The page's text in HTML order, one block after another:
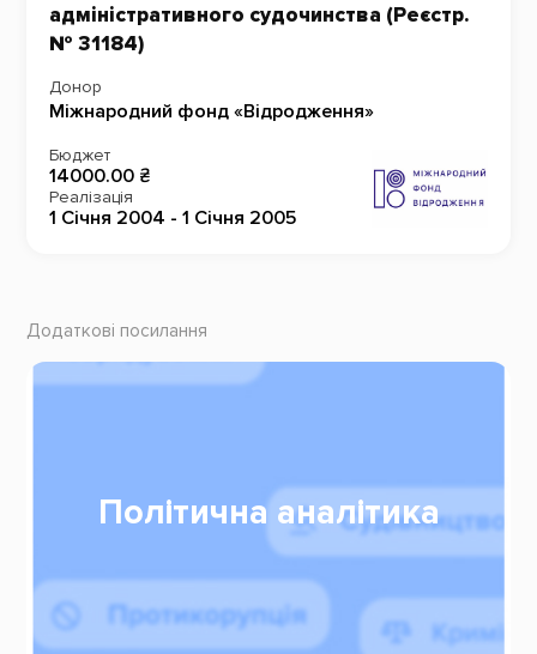
адміністративного судочинства (Реєстр.
№ 31184)
Донор
Міжнародний фонд «Відродження»
Бюджет
14000.00 ₴
Реалізація
1 Січня 2004 - 1 Січня 2005
Додаткові посилання
Політична аналітика